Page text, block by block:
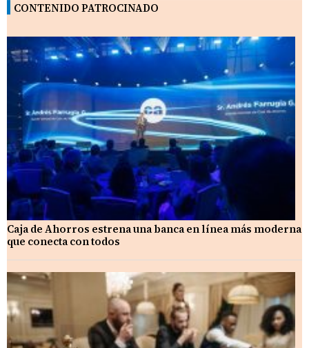
CONTENIDO PATROCINADO
Caja de Ahorros estrena una banca en línea más moderna
que conecta con todos